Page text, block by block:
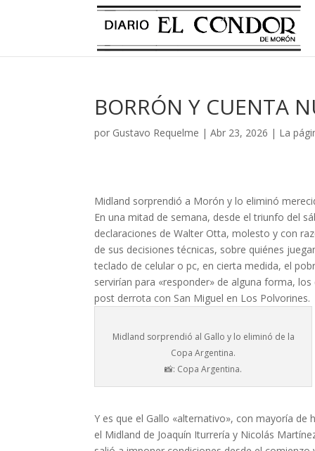
BORRÓN Y CUENTA
por Gustavo Requelme |Abr 23, 2026 | La
Midland sorprendió a Morón y lo eliminó
En una mitad de semana, desde el triunfo del
declaraciones de Walter Otta, molesto y con
de sus decisiones técnicas, sobre quiénes
teclado de celular o pc, en cierta medida, el
servirían para «responder» de alguna forma,
post derrota con San Miguel en Los Polvorines.
Midland sorprendió al Gallo y lo eliminó de la
Copa Argentina.
📸: Copa Argentina.
Y es que el Gallo «alternativo», con mayoría
el Midland de Joaquín Iturrería y Nicolás